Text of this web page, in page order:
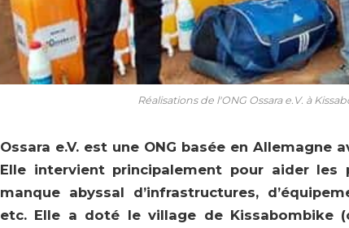
Réalisations de l'ONG Ossara e.V. à
Ossara e.V. est une ONG basée en Allemagne
Elle intervient principalement pour aider
manque abyssal d’infrastructures,
etc. Elle a doté le village de Kissabombike